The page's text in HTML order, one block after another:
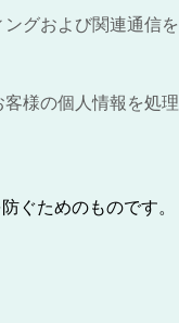
グおよび関連通信を
様の個人情報を処理
ぐためのものです。